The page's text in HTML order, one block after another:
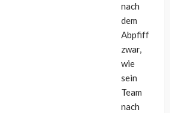
nach
dem
Abpfiff
zwar,
wie
sein
Team
nach